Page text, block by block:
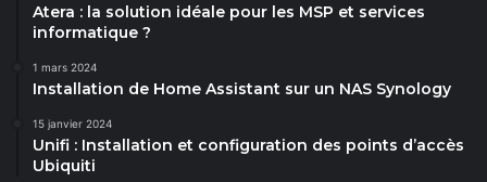
Atera : la solution idéale pour les MSP et services
informatique ?
1 mars 2024
Installation de Home Assistant sur un NAS Synology
15 janvier 2024
Unifi : Installation et configuration des points d’accès
Ubiquiti